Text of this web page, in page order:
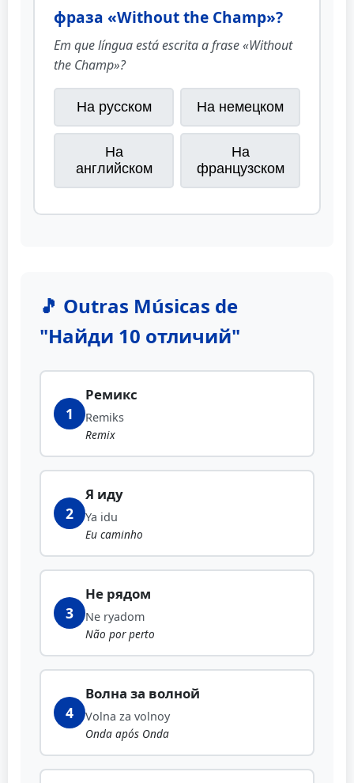
фраза «Without the Champ»?
Em que língua está escrita a frase «Without
the Champ»?
На русском На немецком
На
английском
На
французском
🎵 Outras Músicas de
"Найди 10 отличий"
1
Ремикс
Remiks
Remix
2
Я иду
Ya idu
Eu caminho
3
Не рядом
Ne ryadom
Não por perto
4
Волна за волной
Volna za volnoy
Onda após Onda